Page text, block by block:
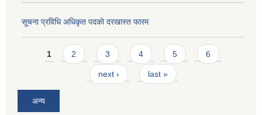
सूचना प्रविधि अधिकृत पदकाे दरखास्त फारम
Pages
1 2 3 4 5 6
next › last »
अन्य